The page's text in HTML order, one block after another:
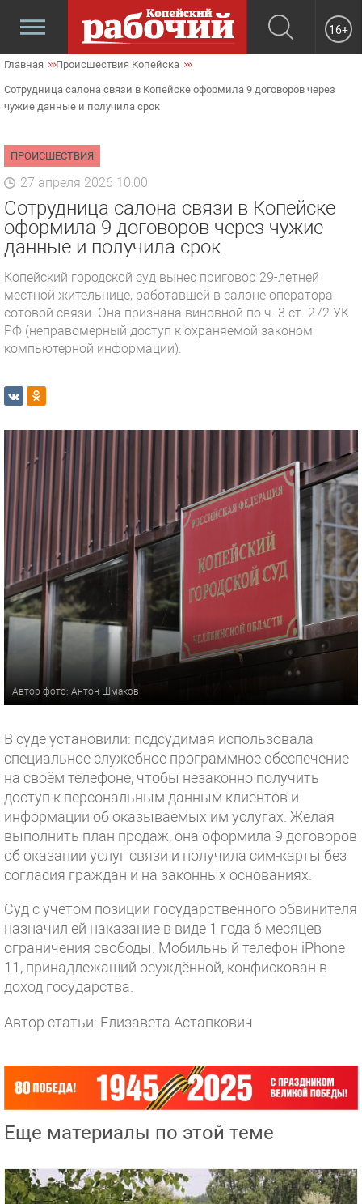
16+
Главная Происшествия Копейска
Сотрудница салона связи в Копейске оформила 9 договоров через
чужие данные и получила срок
ПРОИСШЕСТВИЯ
27 апреля 2026 10:00
Сотрудница салона связи в Копейске
оформила 9 договоров через чужие
данные и получила срок
Копейский городской суд вынес приговор 29-летней
местной жительнице, работавшей в салоне оператора
сотовой связи. Она признана виновной по ч. 3 ст. 272 УК
РФ (неправомерный доступ к охраняемой законом
компьютерной информации).
Автор фото: Антон Шмаков
В суде установили: подсудимая использовала
специальное служебное программное обеспечение
на своём телефоне, чтобы незаконно получить
доступ к персональным данным клиентов и
информации об оказываемых им услугах. Желая
выполнить план продаж, она оформила 9 договоров
об оказании услуг связи и получила сим-карты без
согласия граждан и на законных основаниях.
Суд с учётом позиции государственного обвинителя
назначил ей наказание в виде 1 года 6 месяцев
ограничения свободы. Мобильный телефон iPhone
11, принадлежащий осуждённой, конфискован в
доход государства.
Автор статьи: Елизавета Астапкович
Еще материалы по этой теме